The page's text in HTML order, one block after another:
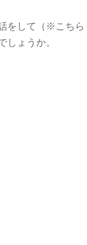
をして（※こちら
しょうか。